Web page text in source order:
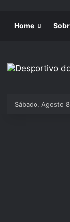
Home
Sábado, Agosto